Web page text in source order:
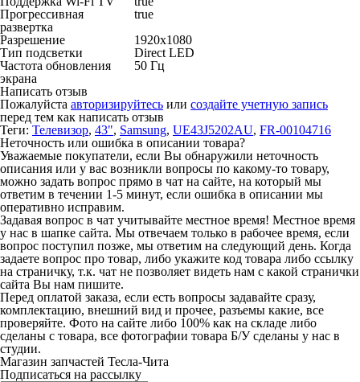
Прогрессивная
развертка
true
Разрешение
1920x1080
Тип подсветки
Direct LED
Частота обновления
экрана
50 Гц
Написать отзыв
Пожалуйста авторизируйтесь или создайте учетную запись
перед тем как написать отзыв
Теги: Телевизор, 43", Samsung, UE43J5202AU, FR-00104716
Неточность или ошибка в описании товара?
Уважаемые покупатели, если Вы обнаружили неточность
описания или у вас возникли вопросы по какому-то товару,
можно задать вопрос прямо в чат на сайте, на который мы
ответим в течении 1-5 минут, если ошибка в описании мы
оперативно исправим.
Задавая вопрос в чат учитывайте местное время! Местное время
у нас в шапке сайта. Мы отвечаем только в рабочее время, если
вопрос поступил позже, мы ответим на следующий день. Когда
задаете вопрос про товар, либо укажите код товара либо ссылку
на страничку, т.к. чат не позволяет видеть нам с какой странички
сайта Вы нам пишите.
Перед оплатой заказа, если есть вопросы задавайте сразу,
комплектацию, внешний вид и прочее, разъемы какие, все
проверяйте. Фото на сайте либо 100% как на складе либо
сделаны с товара, все фотографии товара Б/У сделаны у нас в
студии.
Магазин запчастей Тесла-Чита
Подписаться на рассылку